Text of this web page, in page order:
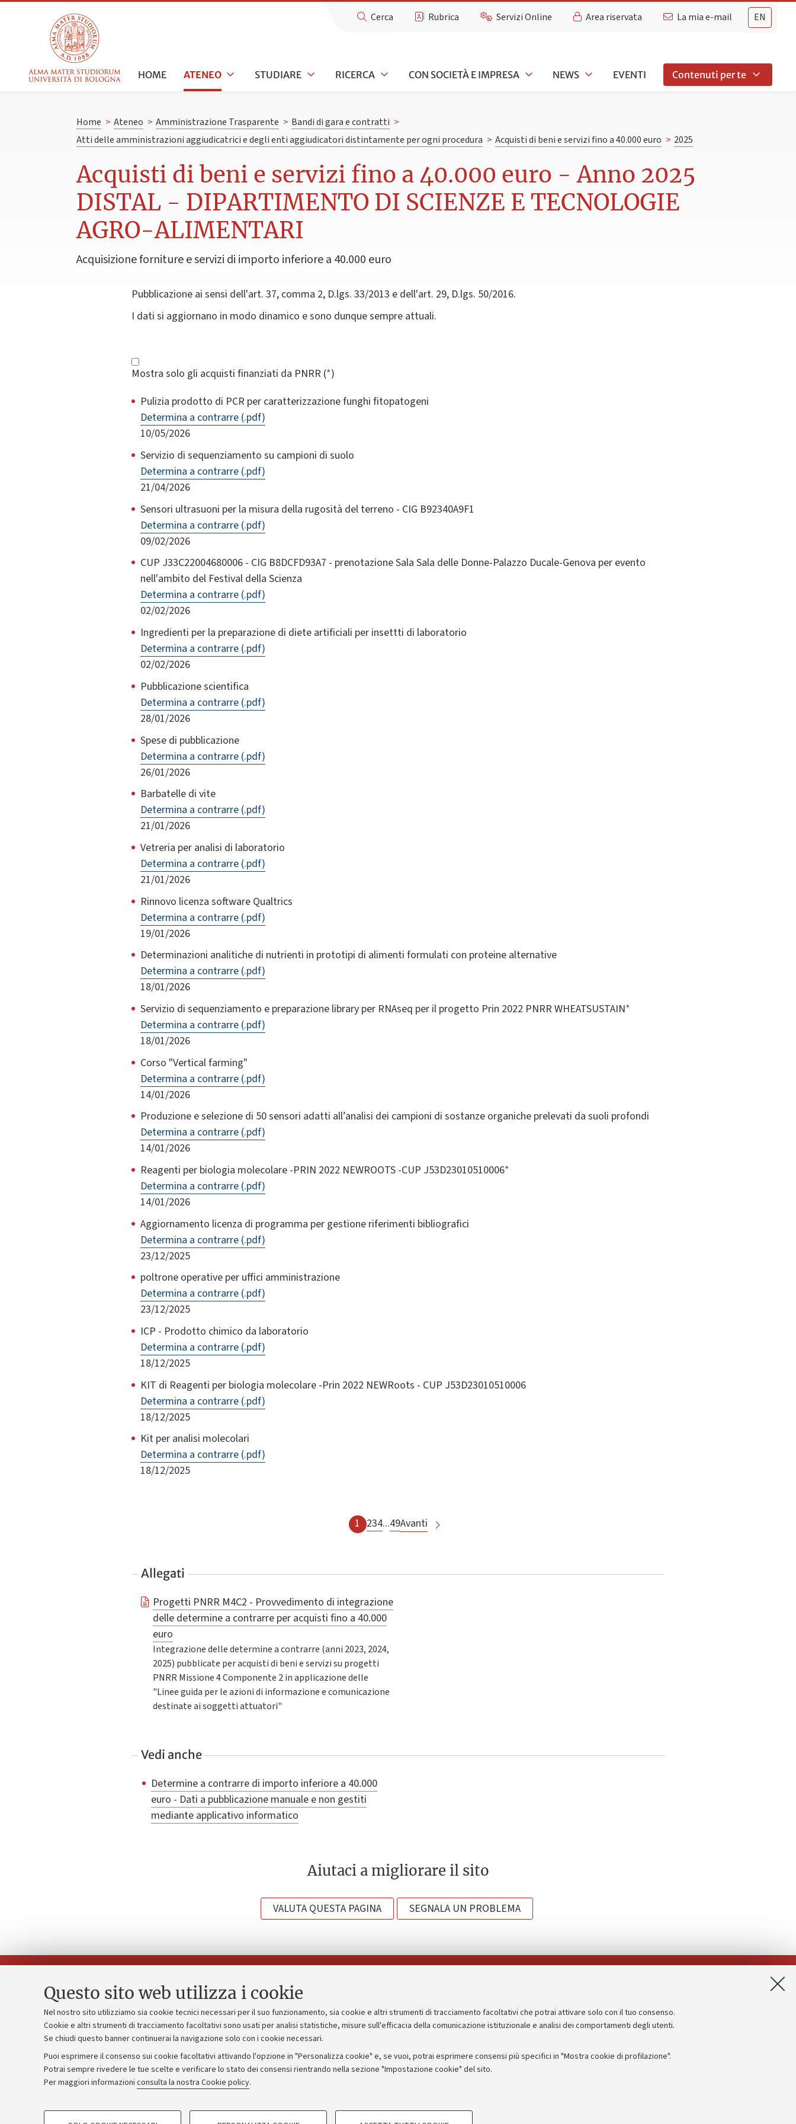
Questo sito web utilizza i cookie
Nel nostro sito utilizziamo sia cookie tecnici necessari per il suo funzionamento, sia cookie e altri strumenti di tracciamento facoltativi che potrai attivare solo con il tuo consenso.
Cookie e altri strumenti di tracciamento facoltativi sono usati per analisi statistiche, misure sull'efficacia della comunicazione istituzionale e analisi dei comportamenti degli utenti.
Se chiudi questo banner continuerai la navigazione solo con i cookie necessari.
Puoi esprimere il consenso sui cookie facoltativi attivando l'opzione in "Personalizza cookie" e, se vuoi, potrai esprimere consensi più specifici in "Mostra cookie di profilazione".
Potrai sempre rivedere le tue scelte e verificare lo stato dei consensi rientrando nella sezione "Impostazione cookie" del sito.
Per maggiori informazioni consulta la nostra Cookie policy.
COOKIE DI PROFILAZIONE - FACOLTATIVI COOKIE TECNICI - NECESSARI
EN
Cerca Rubrica Servizi Online Area riservata La mia e-mail
HOME ATENEO STUDIARE RICERCA CON SOCIETÀ E IMPRESA NEWS EVENTI Contenuti per te
Home > Ateneo > Amministrazione Trasparente > Bandi di gara e contratti >
Atti delle amministrazioni aggiudicatrici e degli enti aggiudicatori distintamente per ogni procedura > Acquisti di beni e servizi fino a 40.000 euro > 2025
Acquisti di beni e servizi fino a 40.000 euro - Anno 2025
DISTAL - DIPARTIMENTO DI SCIENZE E TECNOLOGIE
AGRO-ALIMENTARI
Acquisizione forniture e servizi di importo inferiore a 40.000 euro
Pubblicazione ai sensi dell'art. 37, comma 2, D.lgs. 33/2013 e dell'art. 29, D.lgs. 50/2016.
I dati si aggiornano in modo dinamico e sono dunque sempre attuali.
Mostra solo gli acquisti finanziati da PNRR (*)
Pulizia prodotto di PCR per caratterizzazione funghi fitopatogeni
Determina a contrarre (.pdf)
10/05/2026
Servizio di sequenziamento su campioni di suolo
Determina a contrarre (.pdf)
21/04/2026
Sensori ultrasuoni per la misura della rugosità del terreno - CIG B92340A9F1
Determina a contrarre (.pdf)
09/02/2026
CUP J33C22004680006 - CIG B8DCFD93A7 - prenotazione Sala Sala delle Donne-Palazzo Ducale-Genova per evento
nell'ambito del Festival della Scienza
Determina a contrarre (.pdf)
02/02/2026
Ingredienti per la preparazione di diete artificiali per insettti di laboratorio
Determina a contrarre (.pdf)
02/02/2026
Pubblicazione scientifica
Determina a contrarre (.pdf)
28/01/2026
Spese di pubblicazione
Determina a contrarre (.pdf)
26/01/2026
Barbatelle di vite
Determina a contrarre (.pdf)
21/01/2026
Vetreria per analisi di laboratorio
Determina a contrarre (.pdf)
21/01/2026
Rinnovo licenza software Qualtrics
Determina a contrarre (.pdf)
19/01/2026
Determinazioni analitiche di nutrienti in prototipi di alimenti formulati con proteine alternative
Determina a contrarre (.pdf)
18/01/2026
Servizio di sequenziamento e preparazione library per RNAseq per il progetto Prin 2022 PNRR WHEATSUSTAIN*
Determina a contrarre (.pdf)
18/01/2026
Corso "Vertical farming"
Determina a contrarre (.pdf)
14/01/2026
Produzione e selezione di 50 sensori adatti all’analisi dei campioni di sostanze organiche prelevati da suoli profondi
Determina a contrarre (.pdf)
14/01/2026
Reagenti per biologia molecolare -PRIN 2022 NEWROOTS -CUP J53D23010510006*
Determina a contrarre (.pdf)
14/01/2026
Aggiornamento licenza di programma per gestione riferimenti bibliografici
Determina a contrarre (.pdf)
23/12/2025
poltrone operative per uffici amministrazione
Determina a contrarre (.pdf)
23/12/2025
ICP - Prodotto chimico da laboratorio
Determina a contrarre (.pdf)
18/12/2025
KIT di Reagenti per biologia molecolare -Prin 2022 NEWRoots - CUP J53D23010510006
Determina a contrarre (.pdf)
18/12/2025
Kit per analisi molecolari
Determina a contrarre (.pdf)
18/12/2025
1 234...49Avanti
Allegati
Progetti PNRR M4C2 - Provvedimento di integrazione
delle determine a contrarre per acquisti fino a 40.000
euro
Integrazione delle determine a contrarre (anni 2023, 2024,
2025) pubblicate per acquisti di beni e servizi su progetti
PNRR Missione 4 Componente 2 in applicazione delle
"Linee guida per le azioni di informazione e comunicazione
destinate ai soggetti attuatori"
Vedi anche
Determine a contrarre di importo inferiore a 40.000
euro - Dati a pubblicazione manuale e non gestiti
mediante applicativo informatico
Aiutaci a migliorare il sito
VALUTA QUESTA PAGINA SEGNALA UN PROBLEMA
Contatti e PEC
Uffici dell'amministrazione generale
Lavora con noi
Alumni community
Piano strategico
Bilanci
Donazioni e 5x1000
Merchandising - UniboStore
Bandi, gare e concorsi
Amministrazione trasparente
Informazioni sul sito e accessibilità
Privacy e note legali